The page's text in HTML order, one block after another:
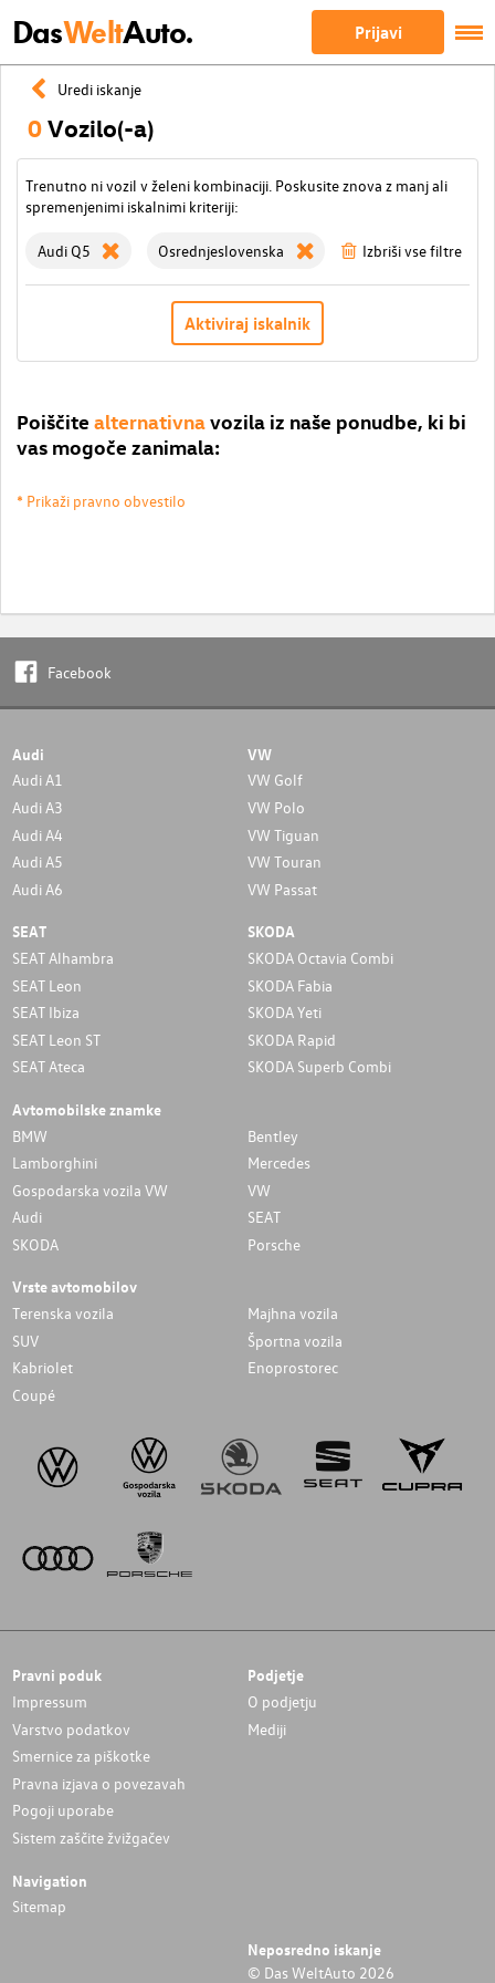
DasWeltAuto. Prijavi
Uredi iskanje
0Vozilo(-a)
Trenutno ni vozil v želeni kombinaciji. Poskusite znova z manj ali
spremenjenimi iskalnimi kriteriji:
Audi Q5 Osrednjeslovenska Izbriši vse filtre
Aktiviraj iskalnik
Poiščite alternativnavozila iz naše ponudbe, ki bi
vas mogoče zanimala:
* Prikaži pravno obvestilo
Facebook
Audi
Audi A1
Audi A3
Audi A4
Audi A5
Audi A6
VW
VW Golf
VW Polo
VW Tiguan
VW Touran
VW Passat
SEAT
SEAT Alhambra
SEAT Leon
SEAT Ibiza
SEAT Leon ST
SEAT Ateca
SKODA
SKODA Octavia Combi
SKODA Fabia
SKODA Yeti
SKODA Rapid
SKODA Superb Combi
Avtomobilske znamke
BMW
Bentley
Lamborghini
Mercedes
Gospodarska vozila VW
VW
Audi
SEAT
SKODA
Porsche
Vrste avtomobilov
Terenska vozila
Majhna vozila
SUV
Športna vozila
Kabriolet
Enoprostorec
Coupé
Pravni poduk
Impressum
Varstvo podatkov
Smernice za piškotke
Pravna izjava o povezavah
Pogoji uporabe
Sistem zaščite žvižgačev
Podjetje
O podjetju
Mediji
Navigation
Sitemap
Neposredno iskanje
© Das WeltAuto 2026